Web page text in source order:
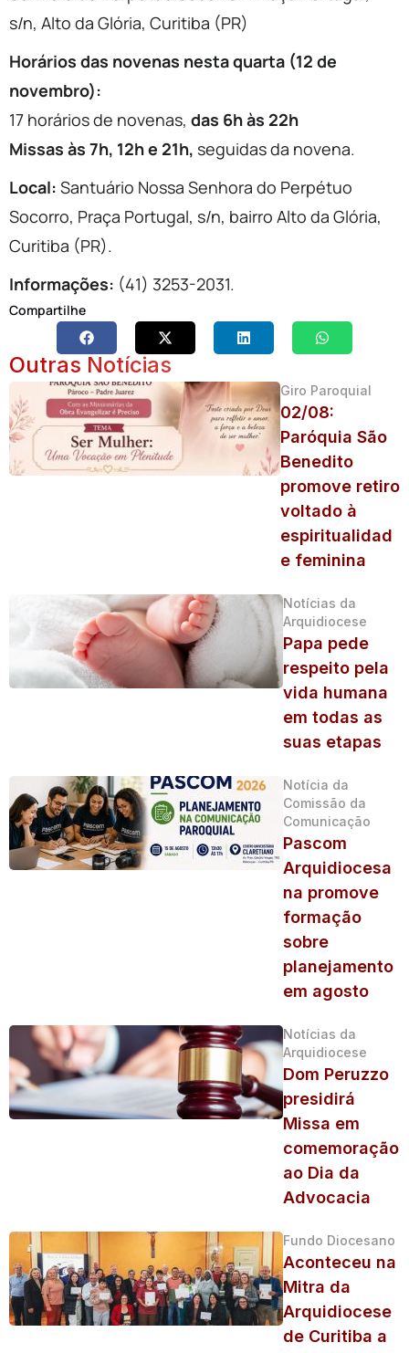
s/n, Alto da Glória, Curitiba (PR)
Horários das novenas nesta quarta (12 de
novembro):
17 horários de novenas, das 6h às 22h
Missas às 7h, 12h e 21h, seguidas da novena.
Local: Santuário Nossa Senhora do Perpétuo
Socorro, Praça Portugal, s/n, bairro Alto da Glória,
Curitiba (PR).
Informações: (41) 3253-2031.
Compartilhe
Outras Notícias
Giro Paroquial
02/08:
Paróquia São
Benedito
promove retiro
voltado à
espiritualidad
e feminina
Notícias da
Arquidiocese
Papa pede
respeito pela
vida humana
em todas as
suas etapas
Notícia da
Comissão da
Comunicação
Pascom
Arquidiocesa
na promove
formação
sobre
planejamento
em agosto
Notícias da
Arquidiocese
Dom Peruzzo
presidirá
Missa em
comemoração
ao Dia da
Advocacia
Fundo Diocesano
Aconteceu na
Mitra da
Arquidiocese
de Curitiba a